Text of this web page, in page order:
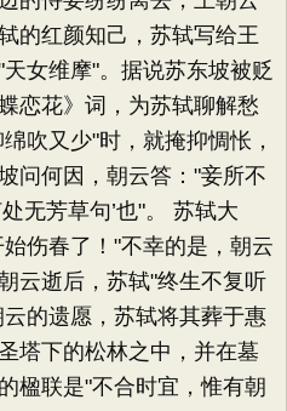
的红颜知己，苏轼写给王
女维摩"。据说苏东坡被贬
恋花》词，为苏轼聊解愁
吹又少"时，就掩抑惆怅，
问何因，朝云答："妾所不
无芳草句’也"。 苏轼大
伤春了！"不幸的是，朝云
云逝后，苏轼"终生不复听
的遗愿，苏轼将其葬于惠
塔下的松林之中，并在墓
楹联是"不合时宜，惟有朝